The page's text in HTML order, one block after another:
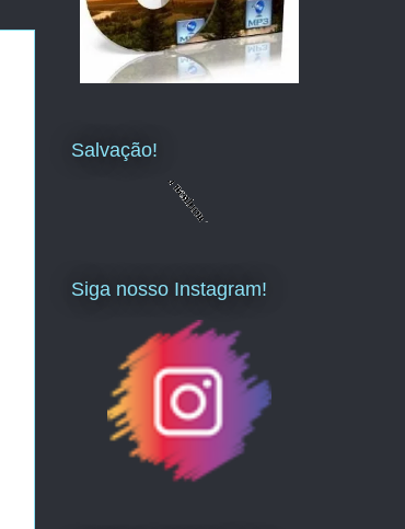
Salvação!
Siga nosso Instagram!